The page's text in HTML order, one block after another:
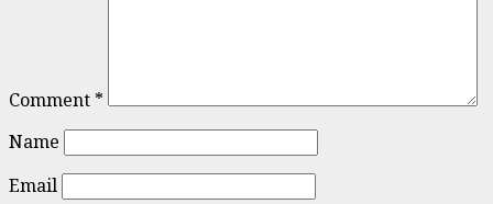
Comment *
Name
Email